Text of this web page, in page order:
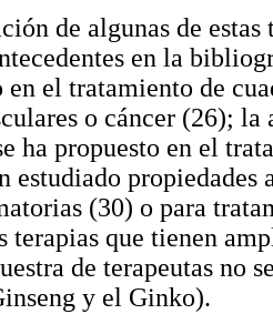
de algunas de
en la
en el tratamiento de
o cáncer (26);
ha propuesto en el
estudiado
(30) o para
terapias que tienen
de terapeutas no
y el Ginko).